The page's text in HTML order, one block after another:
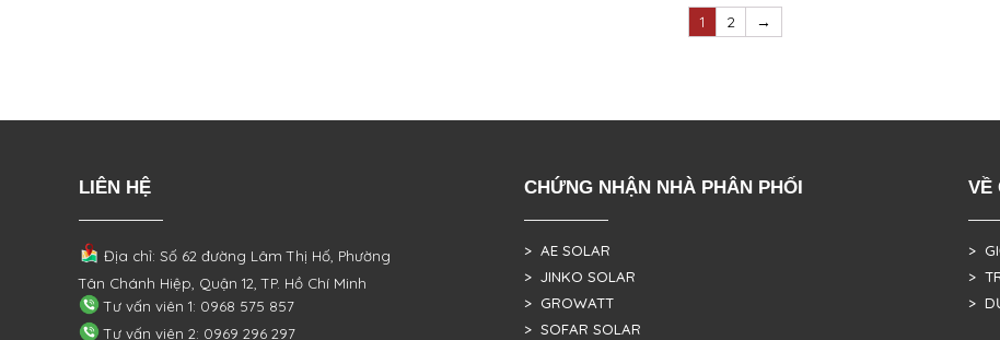
1 2 →
LIÊN HỆ
Địa chỉ: Số 62 đường Lâm Thị Hố, Phường
Tân Chánh Hiệp, Quận 12, TP. Hồ Chí Minh
Tư vấn viên 1: 0968 575 857
Tư vấn viên 2: 0969 296 297
CHỨNG NHẬN NHÀ PHÂN PHỐI
> AE SOLAR
> JINKO SOLAR
> GROWATT
> SOFAR SOLAR
VỀ
>
>
>